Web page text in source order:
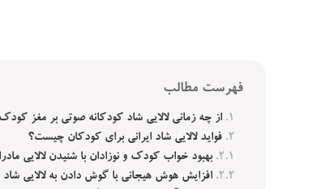
فهرست مطالب
از چه زمانی لالایی شاد کودکانه صوتی بر مغز کودک
فواید لالایی شاد ایرانی برای کودکان چیست؟
بهبود خواب کودک و نوزادان با شنیدن لالایی
افزایش هوش هیجانی با گوش دادن به لالایی شاد